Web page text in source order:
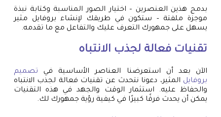
بدمج هذين العنصرين – اختيار الصور المناسبة وكتابة نبذة
موجزة ملفتة – ستكون في طريقك لإنشاء بروفايل مثير
يسهل على جمهورك التعرف عليك والتفاعل مع ما تقدمه.
تقنيات فعالة لجذب الانتباه
الآن بعد أن استعرضنا العناصر الأساسية في تصميم
بروفايل المثير، دعونا نتحدث عن تقنيات فعالة لجذب الانتباه
والحفاظ عليه. استثمار الوقت والجهد في هذه التقنيات
يمكن أن يحدث فرقًا كبيرًا في كيفية رؤية جمهورك لك.